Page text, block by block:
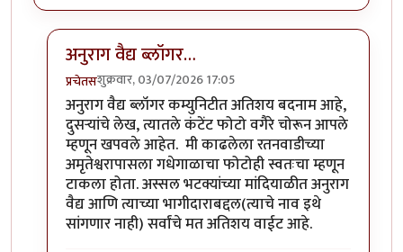
अनुराग वैद्य ब्लॉगर…
प्रचेतसशुक्रवार, 03/07/2026 17:05
In reply toअतिशय सखोल माहितीbyसाहित्ययात्री
अनुराग वैद्य ब्लॉगर कम्युनिटीत अतिशय बदनाम आहे,
दुसऱ्यांचे लेख, त्यातले कंटेंट फोटो वगैरे चोरून आपले
म्हणून खपवले आहेत. मी काढलेला रतनवाडीच्या
अमृतेश्वरापासला गधेगाळाचा फोटोही स्वतःचा म्हणून
टाकला होता. अस्सल भटक्यांच्या मांदियाळीत अनुराग
वैद्य आणि त्याच्या भागीदाराबद्दल(त्याचे नाव इथे
सांगणार नाही) सर्वांचे मत अतिशय वाईट आहे.